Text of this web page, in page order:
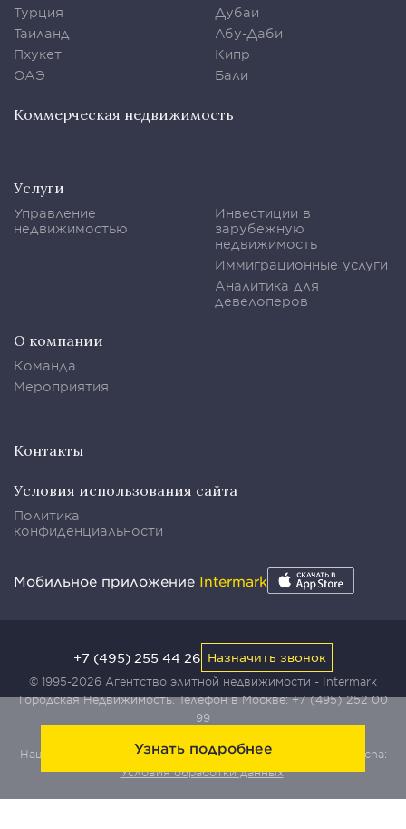
Узнать подробнее
Турция
Таиланд
Пхукет
ОАЭ
Дубаи
Абу-Даби
Кипр
Бали
Коммерческая недвижимость
Услуги
Управление
недвижимостью
Инвестиции в
зарубежную
недвижимость
Иммиграционные услуги
Аналитика для
девелоперов
О компании
Команда
Мероприятия
Контакты
Условия использования сайта
Политика
конфиденциальности
Мобильное приложение Intermark
© 1995-2026 Агентство элитной недвижимости - Intermark
Городская Недвижимость. Телефон в Москве:+7 (495) 252 00
99
Наш сайт защищен с помощью сервиса Yandex SmartCaptcha:
Условия обработки данных.
+7 (495) 255 44 26 Назначить звонок